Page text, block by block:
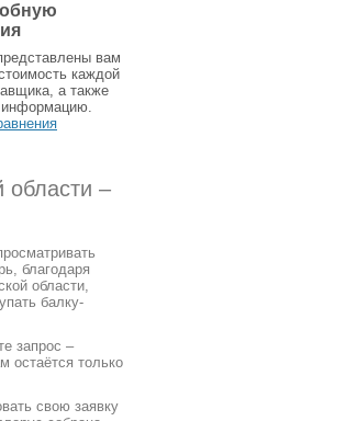
вам
каждой
а также
информацию.
области –
благодаря
области,
балку-
запрос –
остаётся только
свою заявку